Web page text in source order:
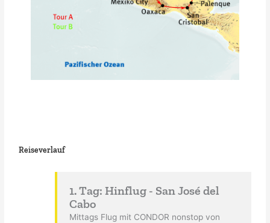
Reiseverlauf
1. Tag: Hinflug - San José del
Cabo
Mittags Flug mit CONDOR nonstop von